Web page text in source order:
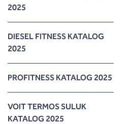
2025
DIESEL FITNESS KATALOG
2025
PROFITNESS KATALOG 2025
VOIT TERMOS SULUK
KATALOG 2025